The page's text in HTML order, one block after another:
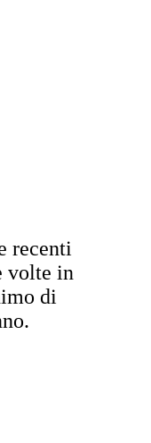
recenti
volte in
di